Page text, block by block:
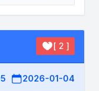
[ 2 ]
2026-01-04